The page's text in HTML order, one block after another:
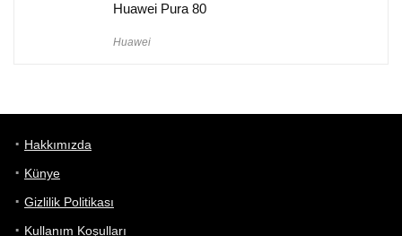
Huawei Pura 80
Huawei
Hakkımızda
Künye
Gizlilik Politikası
Kullanım Koşulları